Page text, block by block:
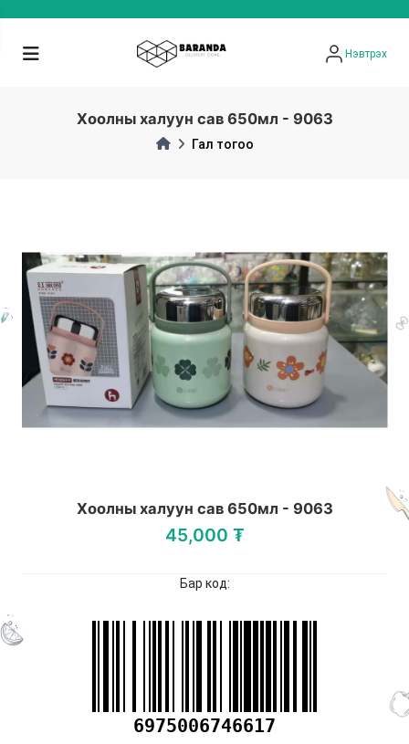
Нэвтрэх
Хоолны халуун сав 650мл - 9063
Гал тогоо
Хоолны халуун сав 650мл - 9063
45,000 ₮
Бар код:
6975006746617